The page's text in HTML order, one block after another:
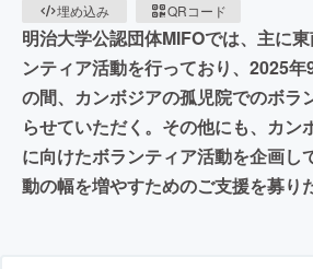
埋め込み
QRコード
明治大学公認団体MIFOでは、主に
ンティア活動を行っており、2025
の間、カンボジアの孤児院でのボラ
らせていただく。その他にも、カン
に向けたボランティア活動を企画し
動の幅を増やすためのご支援を募り